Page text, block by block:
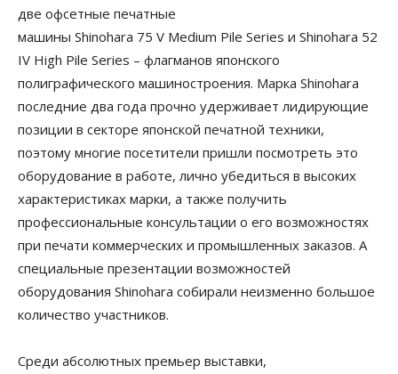
две офсетные печатные
машины Shinohara 75 V Medium Pile Series и Shinohara 52
IV Нigh Pile Series – флагманов японского
полиграфического машиностроения. Марка Shinohara
последние два года прочно удерживает лидирующие
позиции в секторе японской печатной техники,
поэтому многие посетители пришли посмотреть это
оборудование в работе, лично убедиться в высоких
характеристиках марки, а также получить
профессиональные консультации о его возможностях
при печати коммерческих и промышленных заказов. А
специальные презентации возможностей
оборудования Shinohara собирали неизменно большое
количество участников.
Среди абсолютных премьер выставки,